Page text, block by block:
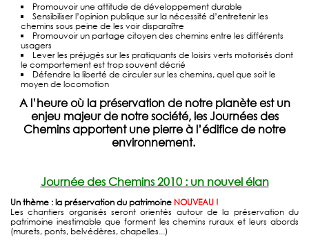
Promouvoir une attitude de développement durable
Sensibiliser l’opinion publique sur la nécessité d’entretenir les
chemins sous peine de les voir disparaître
Promouvoir un partage citoyen des chemins entre les différents
usagers
Lever les préjugés sur les pratiquants de loisirs verts motorisés dont
le comportement est trop souvent décrié
Défendre la liberté de circuler sur les chemins, quel que soit le
moyen de locomotion
A l’heure où la préservation de notre planète est un
enjeu majeur de notre société, les Journées des
Chemins apportent une pierre à l’édifice de notre
environnement.
Journée des Chemins 2010 : un nouvel élan
Un thème : la préservation du patrimoine NOUVEAU !
Les chantiers organisés seront orientés autour de la préservation du
patrimoine inestimable que forment les chemins ruraux et leurs abords
(murets, ponts, belvédères, chapelles...)